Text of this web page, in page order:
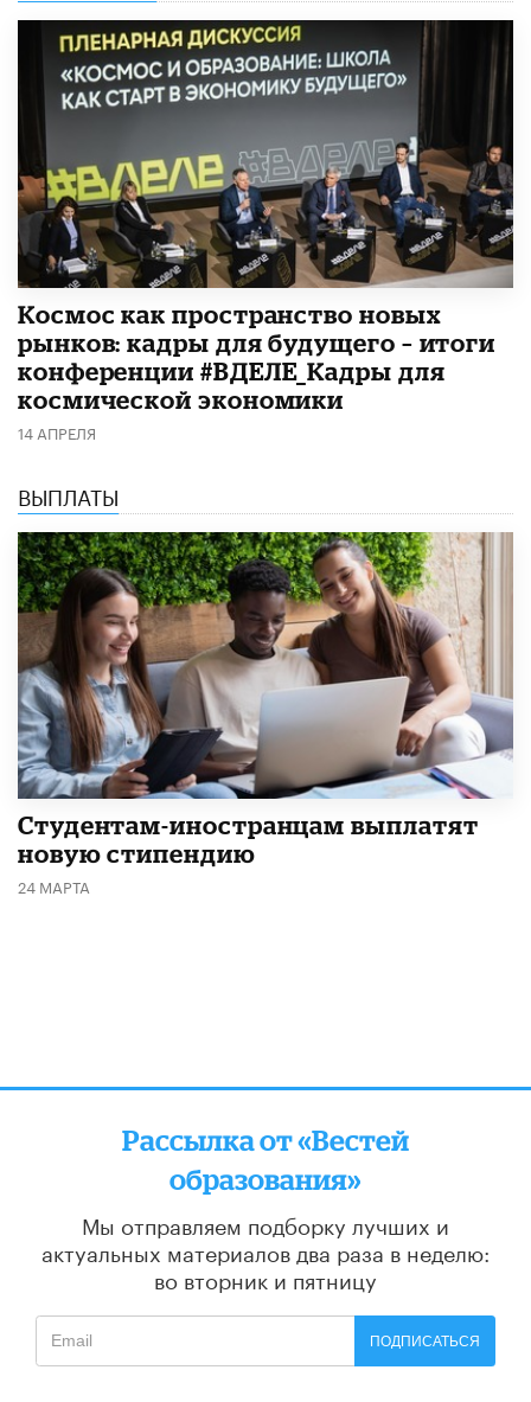
Космос как пространство новых
рынков: кадры для будущего – итоги
конференции #ВДЕЛЕ_Кадры для
космической экономики
14 АПРЕЛЯ
ВЫПЛАТЫ
Студентам-иностранцам выплатят
новую стипендию
24 МАРТА
Рассылка от «Вестей
образования»
Мы отправляем подборку лучших и
актуальных материалов два раза в неделю:
во вторник и пятницу
ПОДПИСАТЬСЯ